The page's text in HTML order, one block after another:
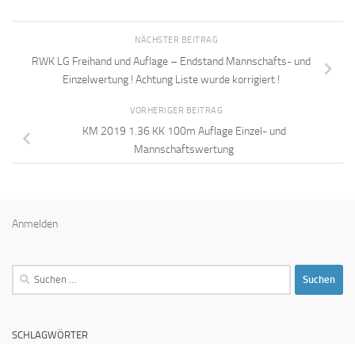
NÄCHSTER BEITRAG
RWK LG Freihand und Auflage – Endstand Mannschafts- und
Einzelwertung ! Achtung Liste wurde korrigiert !
VORHERIGER BEITRAG
KM 2019 1.36 KK 100m Auflage Einzel- und
Mannschaftswertung
Anmelden
Suchen
SCHLAGWÖRTER